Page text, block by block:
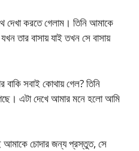
দেখা করতে গেলাম। তিনি আমাকে
তার বাসায় যাই তখন সে বাসায়
বাকি সবাই কোথায় গেল? তিনি
এটা দেখে আমার মনে হলো আমি
আমাকে চোদার জন্য প্রস্তুত, সে